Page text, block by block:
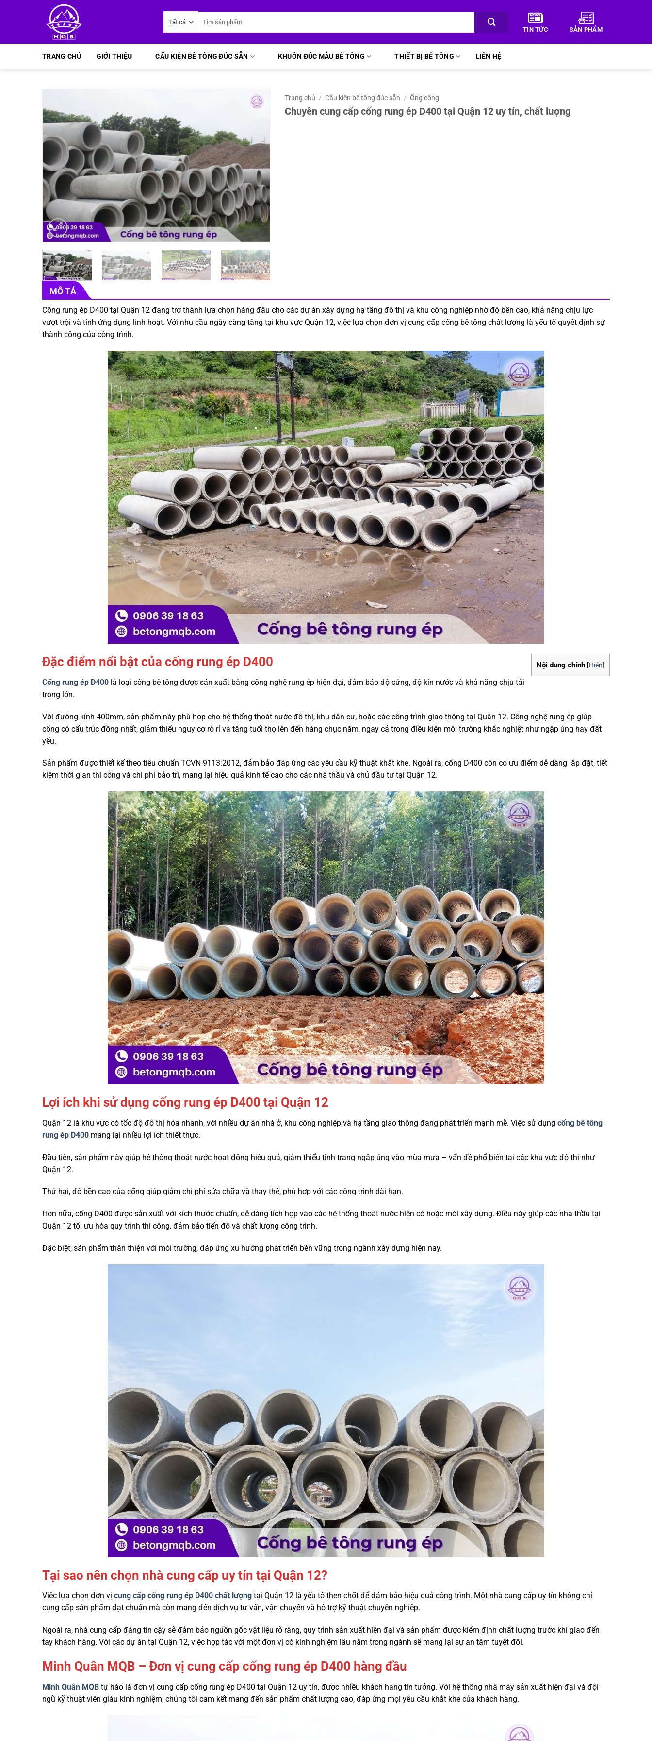
dung
kiếm:
TIN TỨC SẢN PHẨM
TRANG CHỦ GIỚI THIỆU CẤU KIỆN BÊ TÔNG ĐÚC SẴN KHUÔN ĐÚC MẪU BÊ TÔNG THIẾT BỊ BÊ TÔNG LIÊN HỆ
Trang chủ / Cấu kiện bê tông đúc sẵn / Ống cống
Chuyên cung cấp cống rung ép D400 tại Quận 12 uy tín, chất lượng
MÔ TẢ
Cống rung ép D400 tại Quận 12 đang trở thành lựa chọn hàng đầu cho các dự án xây dựng hạ tầng đô thị và khu công nghiệp nhờ độ bền cao, khả năng chịu lực
vượt trội và tính ứng dụng linh hoạt. Với nhu cầu ngày càng tăng tại khu vực Quận 12, việc lựa chọn đơn vị cung cấp cống bê tông chất lượng là yếu tố quyết định sự
thành công của công trình.
Nội dung chính [Hiện]
Đặc điểm nổi bật của cống rung ép D400
Cống rung ép D400 là loại cống bê tông được sản xuất bằng công nghệ rung ép hiện đại, đảm bảo độ cứng, độ kín nước và khả năng chịu tải
trọng lớn.
Với đường kính 400mm, sản phẩm này phù hợp cho hệ thống thoát nước đô thị, khu dân cư, hoặc các công trình giao thông tại Quận 12. Công nghệ rung ép giúp
cống có cấu trúc đồng nhất, giảm thiểu nguy cơ rò rỉ và tăng tuổi thọ lên đến hàng chục năm, ngay cả trong điều kiện môi trường khắc nghiệt như ngập úng hay đất
yếu.
Sản phẩm được thiết kế theo tiêu chuẩn TCVN 9113:2012, đảm bảo đáp ứng các yêu cầu kỹ thuật khắt khe. Ngoài ra, cống D400 còn có ưu điểm dễ dàng lắp đặt, tiết
kiệm thời gian thi công và chi phí bảo trì, mang lại hiệu quả kinh tế cao cho các nhà thầu và chủ đầu tư tại Quận 12.
Lợi ích khi sử dụng cống rung ép D400 tại Quận 12
Quận 12 là khu vực có tốc độ đô thị hóa nhanh, với nhiều dự án nhà ở, khu công nghiệp và hạ tầng giao thông đang phát triển mạnh mẽ. Việc sử dụng cống bê tông
rung ép D400 mang lại nhiều lợi ích thiết thực.
Đầu tiên, sản phẩm này giúp hệ thống thoát nước hoạt động hiệu quả, giảm thiểu tình trạng ngập úng vào mùa mưa – vấn đề phổ biến tại các khu vực đô thị như
Quận 12.
Thứ hai, độ bền cao của cống giúp giảm chi phí sửa chữa và thay thế, phù hợp với các công trình dài hạn.
Hơn nữa, cống D400 được sản xuất với kích thước chuẩn, dễ dàng tích hợp vào các hệ thống thoát nước hiện có hoặc mới xây dựng. Điều này giúp các nhà thầu tại
Quận 12 tối ưu hóa quy trình thi công, đảm bảo tiến độ và chất lượng công trình.
Đặc biệt, sản phẩm thân thiện với môi trường, đáp ứng xu hướng phát triển bền vững trong ngành xây dựng hiện nay.
Tại sao nên chọn nhà cung cấp uy tín tại Quận 12?
Việc lựa chọn đơn vị cung cấp cống rung ép D400 chất lượng tại Quận 12 là yếu tố then chốt để đảm bảo hiệu quả công trình. Một nhà cung cấp uy tín không chỉ
cung cấp sản phẩm đạt chuẩn mà còn mang đến dịch vụ tư vấn, vận chuyển và hỗ trợ kỹ thuật chuyên nghiệp.
Ngoài ra, nhà cung cấp đáng tin cậy sẽ đảm bảo nguồn gốc vật liệu rõ ràng, quy trình sản xuất hiện đại và sản phẩm được kiểm định chất lượng trước khi giao đến
tay khách hàng. Với các dự án tại Quận 12, việc hợp tác với một đơn vị có kinh nghiệm lâu năm trong ngành sẽ mang lại sự an tâm tuyệt đối.
Minh Quân MQB – Đơn vị cung cấp cống rung ép D400 hàng đầu
Minh Quân MQB tự hào là đơn vị cung cấp cống rung ép D400 tại Quận 12 uy tín, được nhiều khách hàng tin tưởng. Với hệ thống nhà máy sản xuất hiện đại và đội
ngũ kỹ thuật viên giàu kinh nghiệm, chúng tôi cam kết mang đến sản phẩm chất lượng cao, đáp ứng mọi yêu cầu khắt khe của khách hàng.